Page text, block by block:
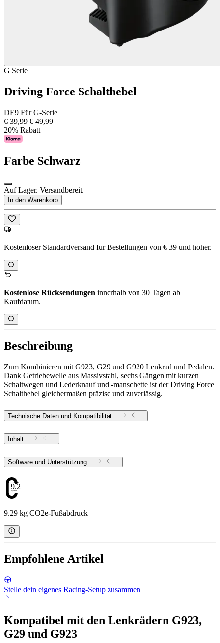
G Serie
Driving Force Schalthebel
DE9 Für G-Serie
€ 39,99 € 49,99
20% Rabatt
Farbe Schwarz
Auf Lager. Versandbereit.
In den Warenkorb
Kostenloser Standardversand für Bestellungen von € 39 und höher.
Kostenlose Rücksendungen innerhalb von 30 Tagen ab
Kaufdatum.
Beschreibung
Zum Kombinieren mit G923, G29 und G920 Lenkrad und Pedalen.
Dank Getriebewelle aus Massivstahl, sechs Gängen mit kurzen
Schaltwegen und Lederknauf und -manschette ist der Driving Force
Schalthebel gleichermaßen präzise und zuverlässig.
Technische Daten und Kompatibilität
Inhalt
Software und Unterstützung
9.29
9.29 kg CO2e-Fußabdruck
Empfohlene Artikel
Stelle dein eigenes Racing-Setup zusammen
Kompatibel mit den Lenkrädern G923,
G29 und G923